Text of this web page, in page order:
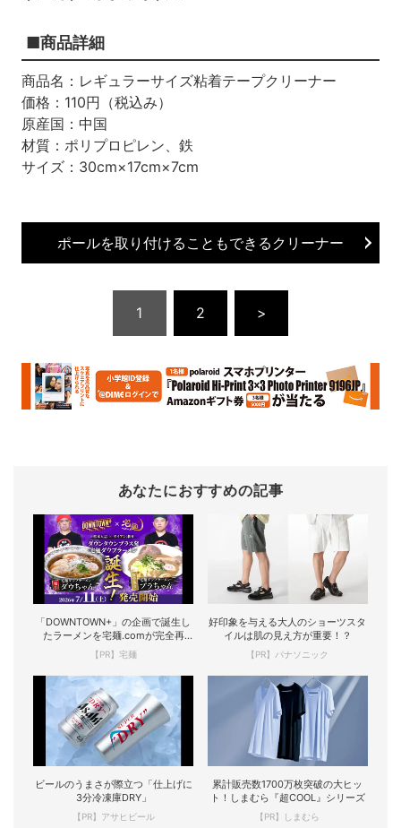
■商品詳細
商品名：レギュラーサイズ粘着テープクリーナー
価格： 110円（税込み）
原産国：中国
材質：ポリプロピレン、鉄
サイズ： 30cm×17cm×7cm
ポールを取り付けることもできるクリーナー
1 2 >
あなたにおすすめの記事
「DOWNTOWN+」の企画で誕生し
たラーメンを宅麺.comが完全再
現！
【PR】宅麺
好印象を与える大人のショーツスタ
イルは肌の見え方が重要！？
【PR】パナソニック
ビールのうまさが際立つ「仕上げに
3分冷凍庫DRY」
【PR】アサヒビール
累計販売数1700万枚突破の大ヒッ
ト！しまむら『超COOL』シリーズ
【PR】しまむら